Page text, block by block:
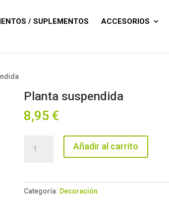
/ SUPLEMENTOS ACCESORIOS
productos
Planta suspendida
8,95 €
suspendida
Añadir al carrito
Categoría: Decoración